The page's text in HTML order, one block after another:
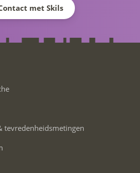
met Skils
tevredenheidsmetingen